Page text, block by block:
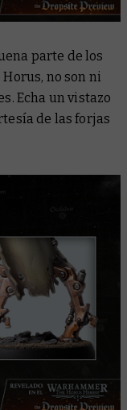
parte de los
no son ni
Echa un vistazo
de las forjas